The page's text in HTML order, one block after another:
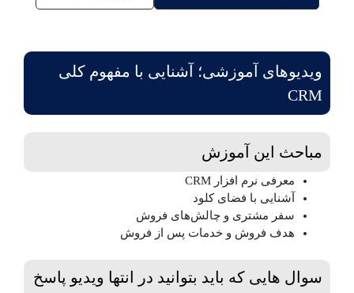
ویدیوهای آموزشی؛ آشنایی با مفهوم کلی
CRM
مباحث این آموزش
معرفی نرم افزار CRM
آشنایی با فضای کلود
سفر مشتری و چالش‌های فروش
هدف فروش و خدمات پس از فروش
سوال هایی که باید بتوانید در انتها ویدیو پاسخ